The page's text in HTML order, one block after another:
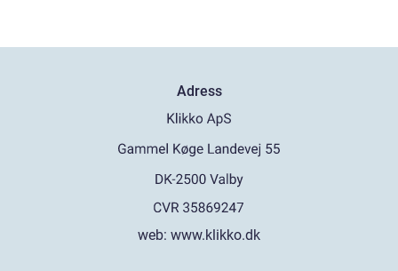
Adress
web: www.klikko.dk